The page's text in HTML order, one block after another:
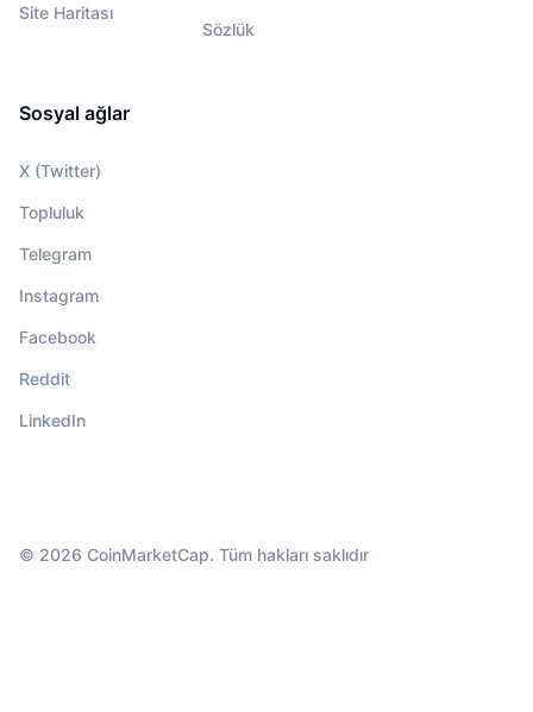
Site Haritası
Sözlük
Sosyal ağlar
X (Twitter)
Topluluk
Telegram
Instagram
Facebook
Reddit
LinkedIn
© 2026 CoinMarketCap. Tüm hakları saklıdır